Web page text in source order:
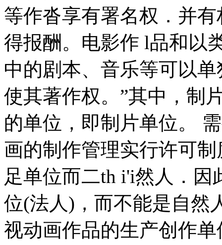
等作沓享有署名权．并
得报酬。电影作 l品和以
中的剧本、音乐等可以
使其著作权。”其中，制
的单位，即制片单位。
画的制作管理实行许可
足单位而二th i'i然人．
位(法人)，而不能是自然
视动画作品的生产创作